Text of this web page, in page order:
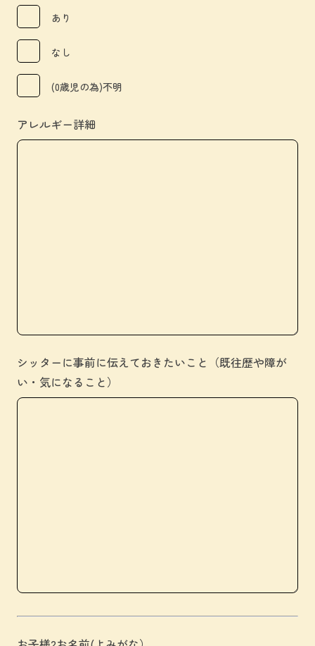
あり
なし
(0歳児の為)不明
アレルギー詳細
シッターに事前に伝えておきたいこと（既往歴や障が
い・気になること）